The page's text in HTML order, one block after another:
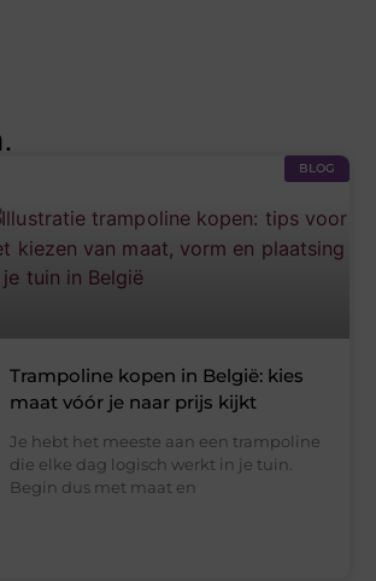
BLOG
Trampoline kopen in België: kies
maat vóór je naar prijs kijkt
Je hebt het meeste aan een trampoline
die elke dag logisch werkt in je tuin.
Begin dus met maat en